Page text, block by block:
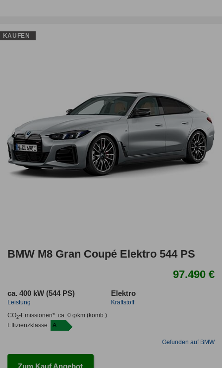
BMW M8 Gran Coupé Elektro 544 PS
97.490 €
ca. 400 kW (544 PS)
Leistung
Elektro
Kraftstoff
CO2-Emissionen*: ca. 0 g/km(komb.)
Effizienzklasse: A
Gefunden auf BMW
KAUFEN